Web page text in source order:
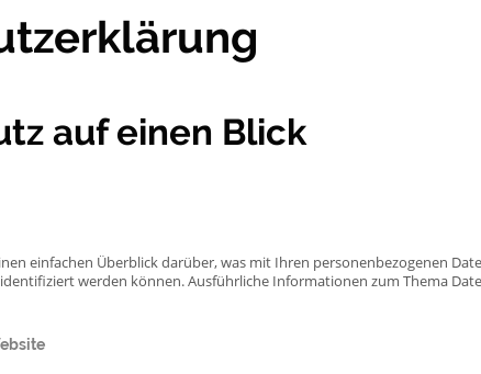
auf einen Blick
einfachen Überblick darüber, was mit Ihren personenbezogenen
werden können. Ausführliche Informationen zum Thema